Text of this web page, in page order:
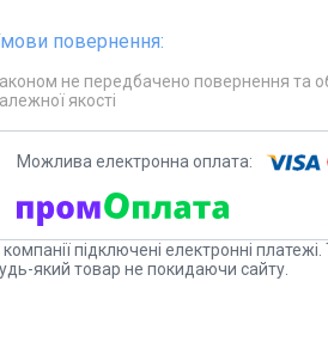
не передбачено повернення та
якості
компанії підключені електронні
який товар не покидаючи сайту.